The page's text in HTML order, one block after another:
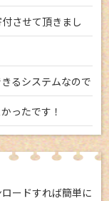
させて頂きまし
るシステムなので
ったです！
ードすれば簡単に